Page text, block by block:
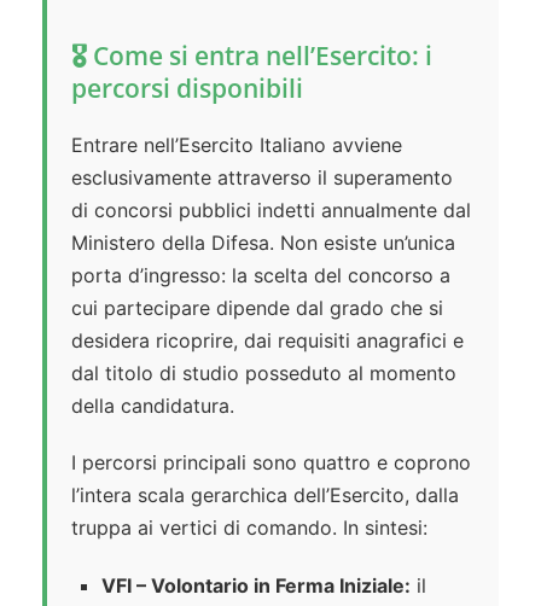
🎖️ Come si entra nell’Esercito: i
percorsi disponibili
Entrare nell’Esercito Italiano avviene
esclusivamente attraverso il superamento
di concorsi pubblici indetti annualmente dal
Ministero della Difesa. Non esiste un’unica
porta d’ingresso: la scelta del concorso a
cui partecipare dipende dal grado che si
desidera ricoprire, dai requisiti anagrafici e
dal titolo di studio posseduto al momento
della candidatura.
I percorsi principali sono quattro e coprono
l’intera scala gerarchica dell’Esercito, dalla
truppa ai vertici di comando. In sintesi:
VFI – Volontario in Ferma Iniziale: il